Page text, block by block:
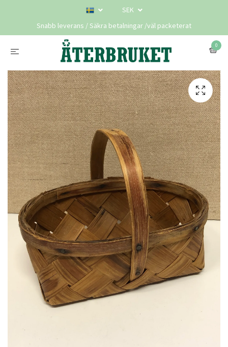
SEK
Snabb leverans / Säkra betalningar /väl packeterat
0